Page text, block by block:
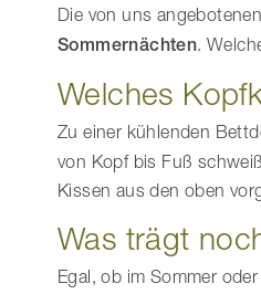
Die von uns
Sommernächten .
Welches
Zu einer kühlenden
von Kopf bis Fuß
Kissen aus den oben
Was trägt
Egal, ob im Sommer